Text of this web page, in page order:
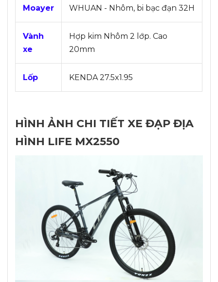
Moayer WHUAN - Nhôm, bi bạc đạn 32H
Vành
xe
Hợp kim Nhôm 2 lớp. Cao
20mm
Lốp KENDA 27.5x1.95
HÌNH ẢNH CHI TIẾT XE ĐẠP ĐỊA
HÌNH LIFE MX2550